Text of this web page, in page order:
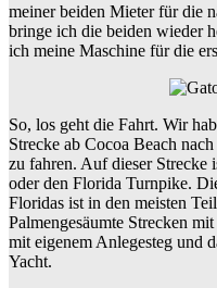
meiner beiden Mieter für die
bringe ich die beiden wieder
ich meine Maschine für die
So, los geht die Fahrt. Wir
Strecke ab Cocoa Beach
zu fahren. Auf dieser Strecke
oder den Florida Turnpike.
Floridas ist in den meisten
Palmengesäumte Strecken
mit eigenem Anlegesteg und
Yacht.